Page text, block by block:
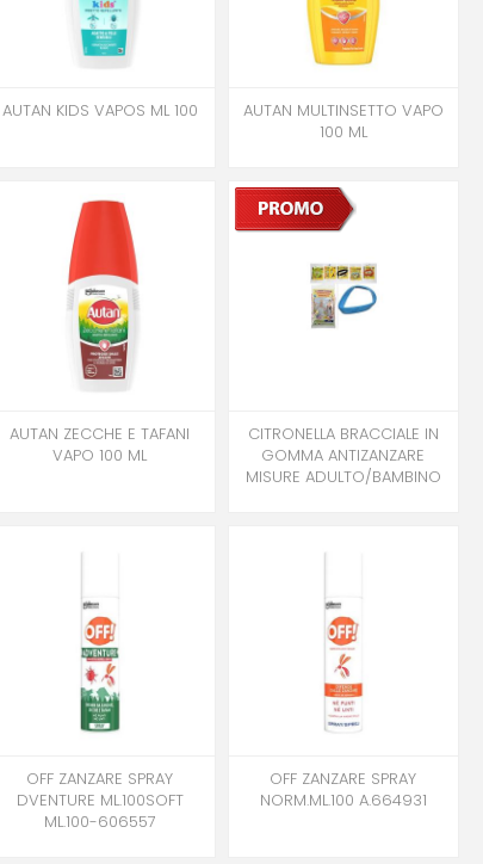
AUTAN KIDS VAPOS ML 100
AUTAN MULTINSETTO VAPO
100 ML
AUTAN ZECCHE E TAFANI
VAPO 100 ML
CITRONELLA BRACCIALE IN
GOMMA ANTIZANZARE
MISURE ADULTO/BAMBINO
OFF ZANZARE SPRAY
DVENTURE ML.100SOFT
ML.100-606557
OFF ZANZARE SPRAY
NORM.ML.100 A.664931